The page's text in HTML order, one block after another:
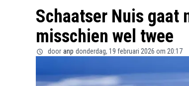
Schaatser Nuis gaat
misschien wel twee
door anp donderdag, 19 februari 2026 om 20:17